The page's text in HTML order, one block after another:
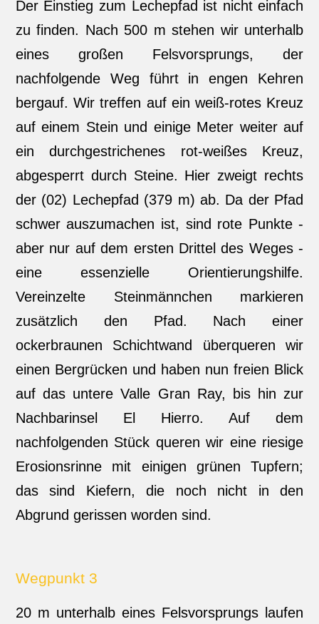
Der Einstieg zum Lechepfad ist nicht einfach
zu finden. Nach 500 m stehen wir unterhalb
eines großen Felsvorsprungs, der
nachfolgende Weg führt in engen Kehren
bergauf. Wir treffen auf ein weiß-rotes Kreuz
auf einem Stein und einige Meter weiter auf
ein durchgestrichenes rot-weißes Kreuz,
abgesperrt durch Steine. Hier zweigt rechts
der (02) Lechepfad (379 m) ab. Da der Pfad
schwer auszumachen ist, sind rote Punkte -
aber nur auf dem ersten Drittel des Weges -
eine essenzielle Orientierungshilfe.
Vereinzelte Steinmännchen markieren
zusätzlich den Pfad. Nach einer
ockerbraunen Schichtwand überqueren wir
einen Bergrücken und haben nun freien Blick
auf das untere Valle Gran Ray, bis hin zur
Nachbarinsel El Hierro. Auf dem
nachfolgenden Stück queren wir eine riesige
Erosionsrinne mit einigen grünen Tupfern;
das sind Kiefern, die noch nicht in den
Abgrund gerissen worden sind.
Wegpunkt 3
20 m unterhalb eines Felsvorsprungs laufen